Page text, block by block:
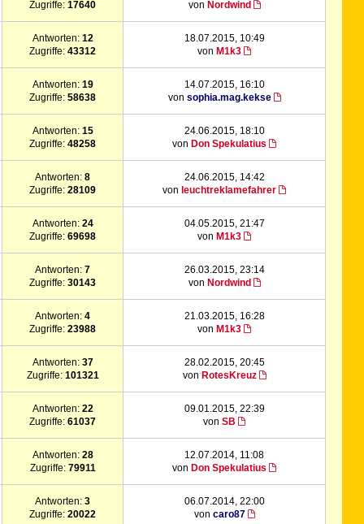
Zugriffe:17640
von Nordwind
Antworten: 12
Zugriffe:43312
18.07.2015, 10:49
von M1k3
Antworten: 19
Zugriffe:58638
14.07.2015, 16:10
von sophia.mag.kekse
Antworten: 15
Zugriffe:48258
24.06.2015, 18:10
von Don Spekulatius
Antworten:8
Zugriffe:28109
24.06.2015, 14:42
von leuchtreklamefahrer
Antworten: 24
Zugriffe:69698
04.05.2015, 21:47
von M1k3
Antworten:7
Zugriffe:30143
26.03.2015, 23:14
von Nordwind
Antworten:4
Zugriffe:23988
21.03.2015, 16:28
von M1k3
Antworten: 37
Zugriffe: 101321
28.02.2015, 20:45
von RotesKreuz
Antworten: 22
Zugriffe:61037
09.01.2015, 22:39
vonSB
Antworten: 28
Zugriffe: 79911
12.07.2014, 11:08
von Don Spekulatius
Antworten:3
Zugriffe:20022
06.07.2014, 22:00
von caro87